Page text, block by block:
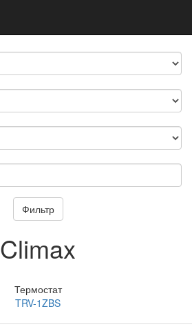
Climax
Термостат
TRV-1ZBS